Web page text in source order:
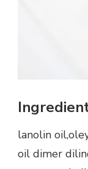
lanolin
oil dimer